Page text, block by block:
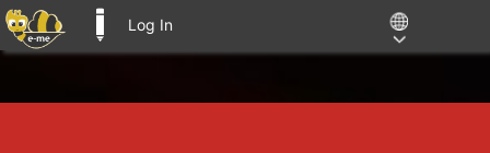
Log In